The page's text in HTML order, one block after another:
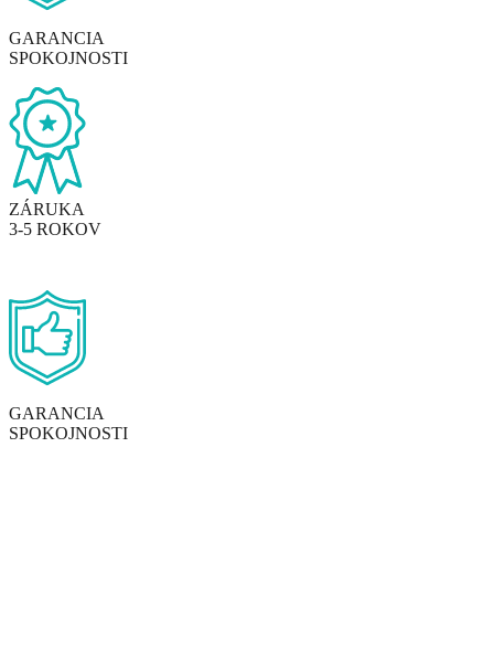
GARANCIA
SPOKOJNOSTI
ZÁRUKA
3-5 ROKOV
GARANCIA
SPOKOJNOSTI